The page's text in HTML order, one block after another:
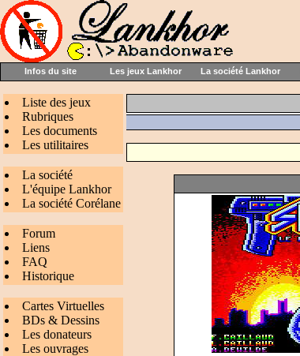
Infos du site Les jeux Lankhor La société Lankhor
Liste des jeux
Rubriques
Les documents
Les utilitaires
La société
L'équipe Lankhor
La société Corélane
Forum
Liens
FAQ
Historique
Cartes Virtuelles
BDs & Dessins
Les donateurs
Les ouvrages